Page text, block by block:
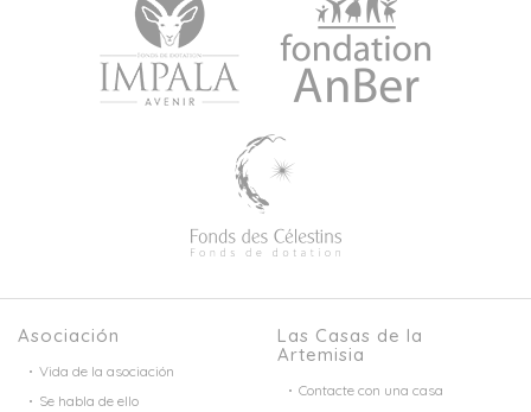
Asociación
Vida de la asociación
Se habla de ello
Las Casas de la
Artemisia
Contacte con una casa